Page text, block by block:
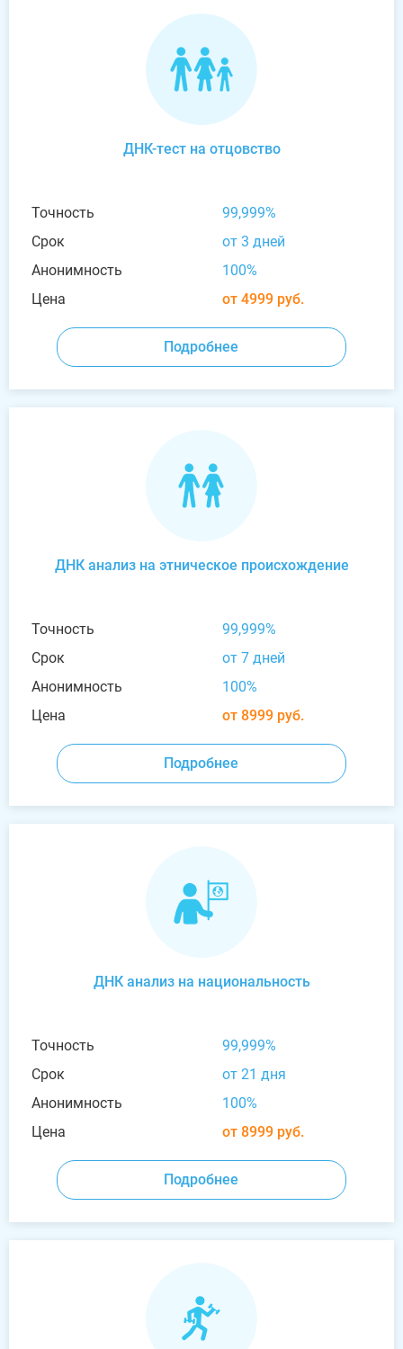
ДНК-тест на отцовство
Точность
99,999%
Срок
от 3 дней
Анонимность
100%
Цена
от 4999 руб.
Подробнее
ДНК анализ на этническое происхождение
Точность
99,999%
Срок
от 7 дней
Анонимность
100%
Цена
от 8999 руб.
Подробнее
ДНК анализ на национальность
Точность
99,999%
Срок
от 21 дня
Анонимность
100%
Цена
от 8999 руб.
Подробнее